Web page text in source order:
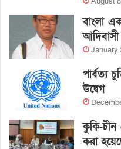
বাংলা
আদিবাসী
January
পার্বত্য
উদ্বেগ
কুকি-
করা